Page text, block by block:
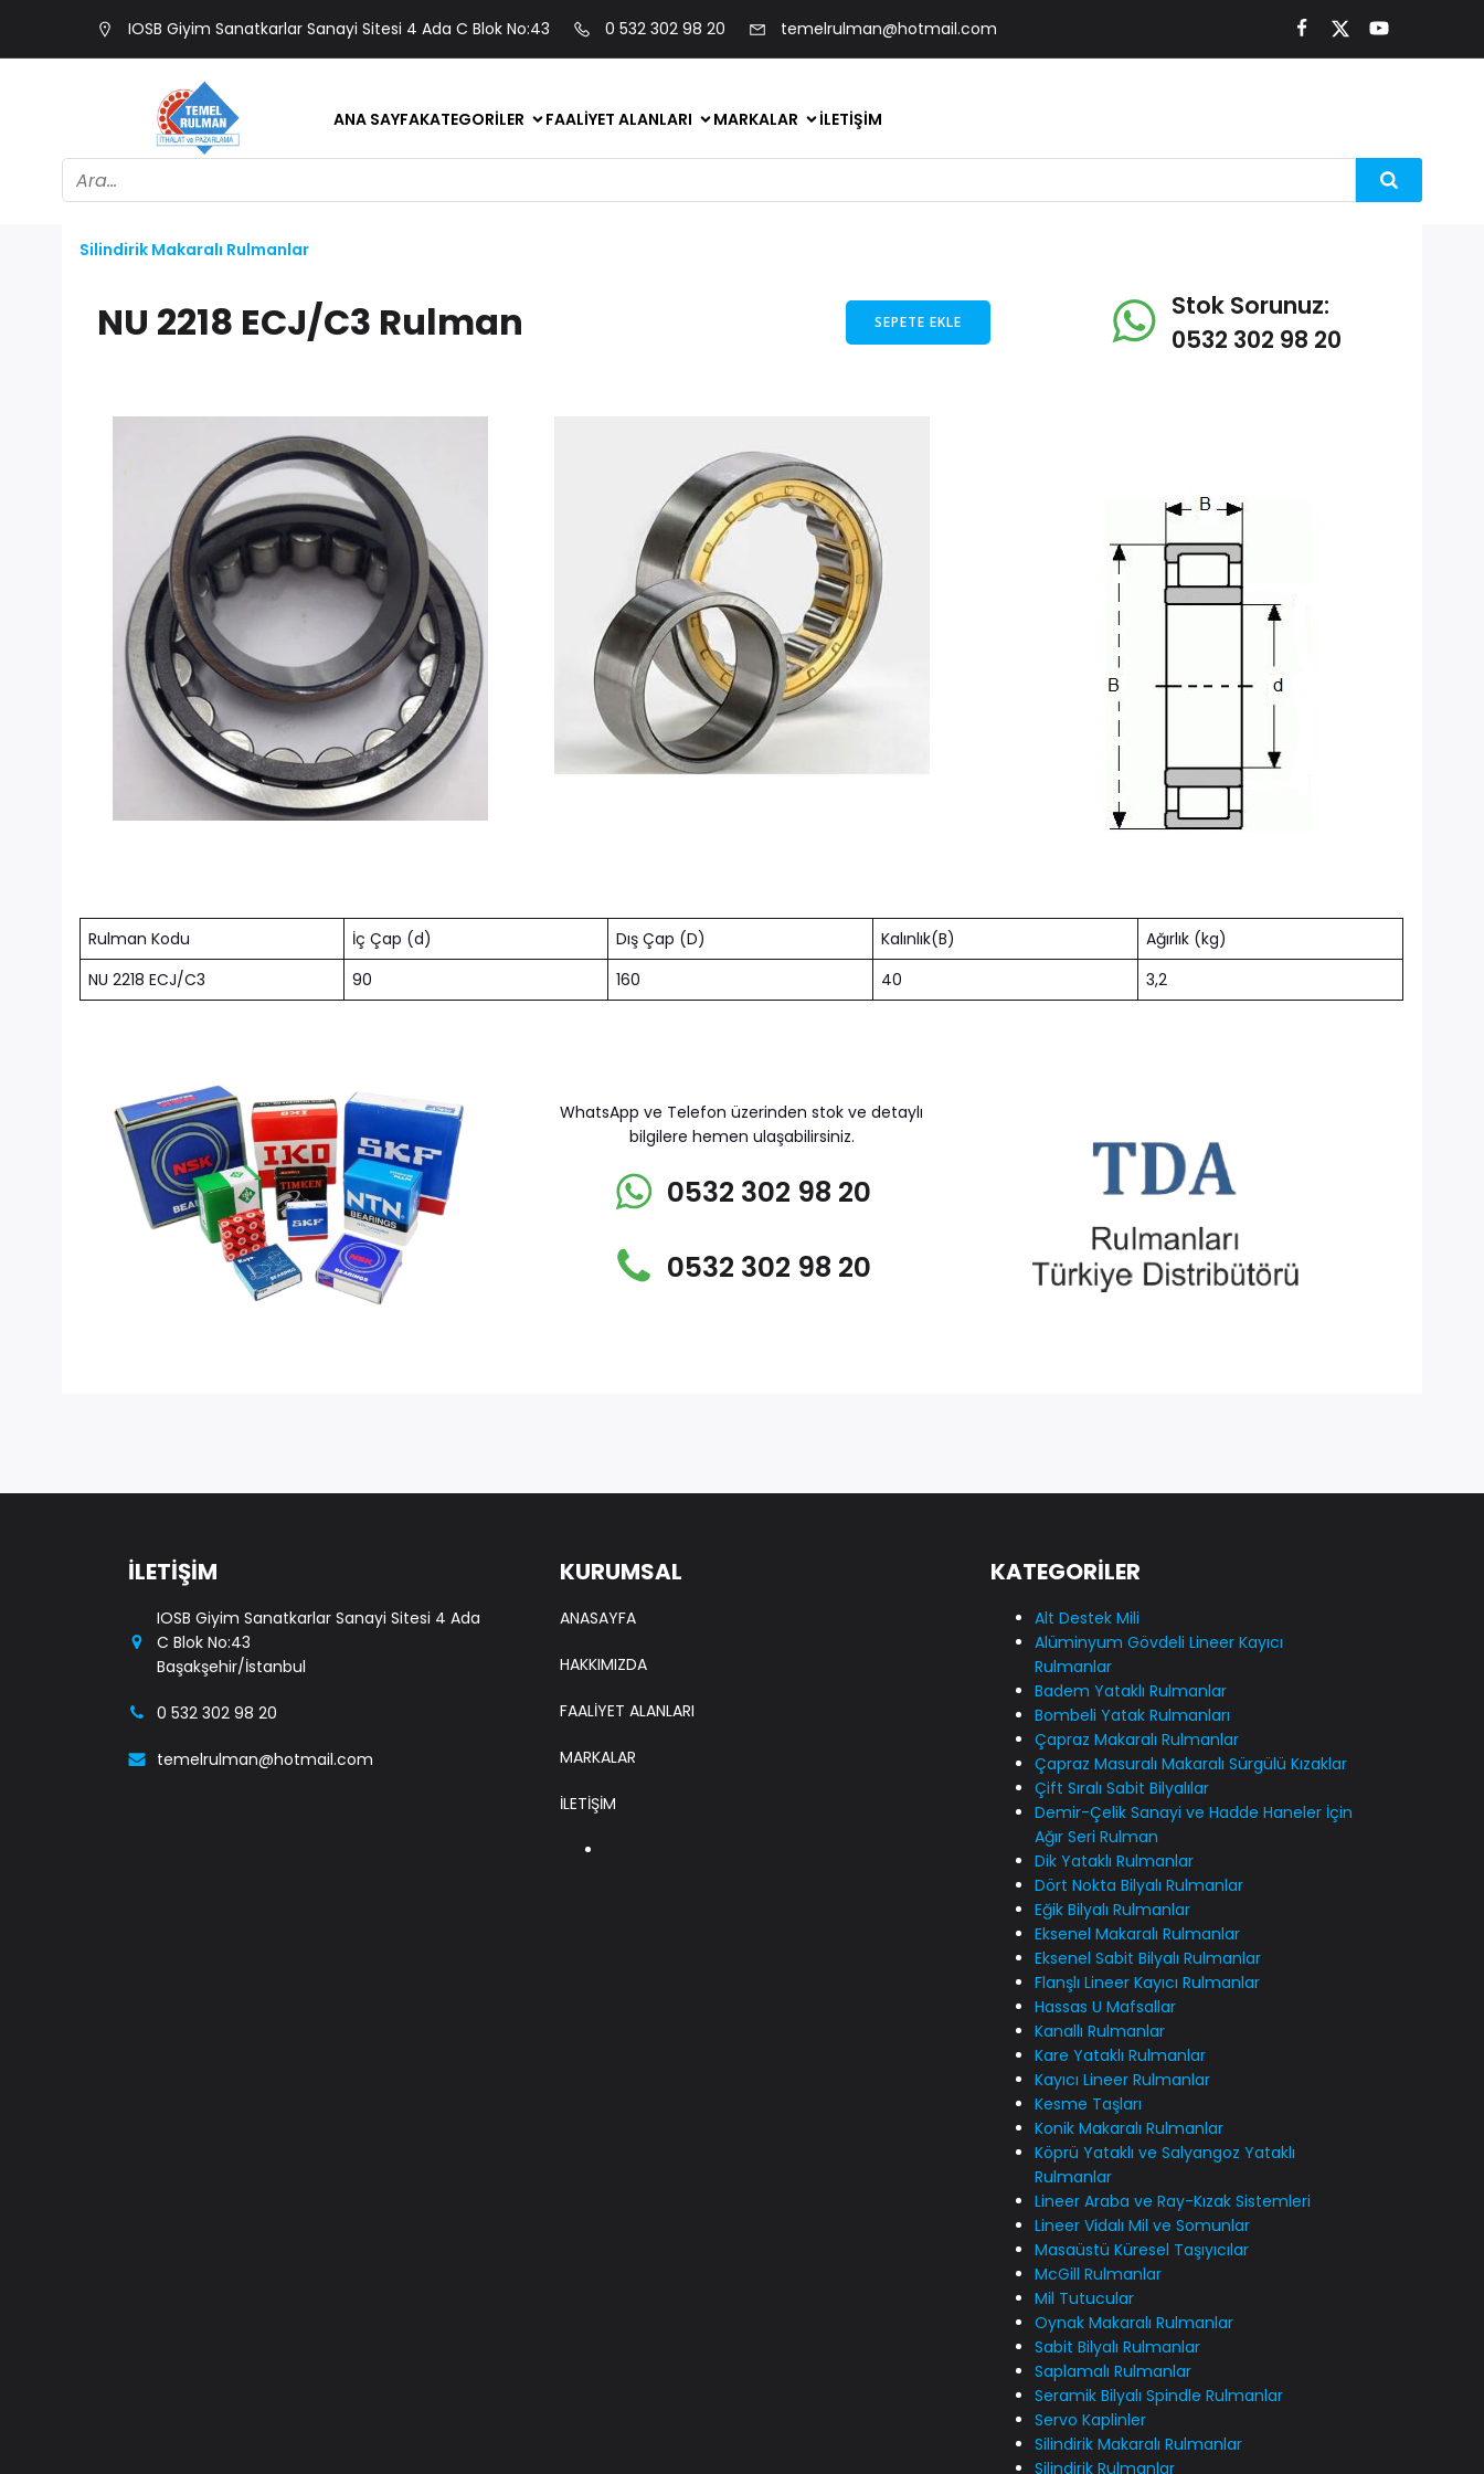
IOSB Giyim Sanatkarlar Sanayi Sitesi 4 Ada C Blok No:43 0 532 302 98 20 temelrulman@hotmail.com
ANA SAYFAKATEGORILER FAALIYET ALANLARI MARKALAR İLETIŞIM
Silindirik Makaralı Rulmanlar
NU 2218 ECJ/C3 Rulman SEPETE EKLE
Stok Sorunuz:
0532 302 98 20
Rulman Kodu İç Çap (d) Dış Çap (D) Kalınlık(B)
Ağırlık (kg)
NU 2218 ECJ/C3
90 160 40 3,2
WhatsApp ve Telefon üzerinden stok ve detaylı
bilgilere hemen ulaşabilirsiniz.
0532 302 98 20
0532 302 98 20
İLETİŞİM
IOSB Giyim Sanatkarlar Sanayi Sitesi 4 Ada
C Blok No:43
Başakşehir/İstanbul
0 532 302 98 20
temelrulman@hotmail.com
KURUMSAL
ANASAYFA
HAKKIMIZDA
FAALİYET ALANLARI
MARKALAR
İLETİŞİM
KATEGORİLER
Alt Destek Mili
Alüminyum Gövdeli Lineer Kayıcı
Rulmanlar
Badem Yataklı Rulmanlar
Bombeli Yatak Rulmanları
Çapraz Makaralı Rulmanlar
Çapraz Masuralı Makaralı Sürgülü Kızaklar
Çift Sıralı Sabit Bilyalılar
Demir-Çelik Sanayi ve Hadde Haneler İçin
Ağır Seri Rulman
Dik Yataklı Rulmanlar
Dört Nokta Bilyalı Rulmanlar
Eğik Bilyalı Rulmanlar
Eksenel Makaralı Rulmanlar
Eksenel Sabit Bilyalı Rulmanlar
Flanşlı Lineer Kayıcı Rulmanlar
Hassas U Mafsallar
Kanallı Rulmanlar
Kare Yataklı Rulmanlar
Kayıcı Lineer Rulmanlar
Kesme Taşları
Konik Makaralı Rulmanlar
Köprü Yataklı ve Salyangoz Yataklı
Rulmanlar
Lineer Araba ve Ray-Kızak Sistemleri
Lineer Vidalı Mil ve Somunlar
Masaüstü Küresel Taşıyıcılar
McGill Rulmanlar
Mil Tutucular
Oynak Makaralı Rulmanlar
Sabit Bilyalı Rulmanlar
Saplamalı Rulmanlar
Seramik Bilyalı Spindle Rulmanlar
Servo Kaplinler
Silindirik Makaralı Rulmanlar
Silindirik Rulmanlar